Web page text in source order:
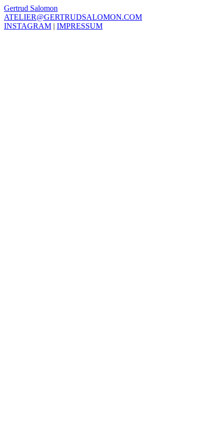
Gertrud Salomon
ATELIER@GERTRUDSALOMON.COM
INSTAGRAM | IMPRESSUM